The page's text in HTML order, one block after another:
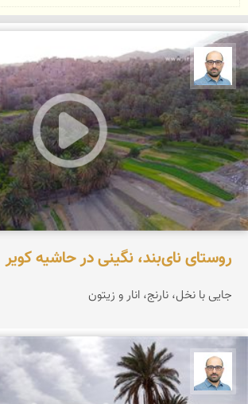
بابک ارجمندی
روستای نای‌بند، نگینی در حاشیه کویر
جایی با نخل، نارنج، انار و زیتون
بابک ارجمندی